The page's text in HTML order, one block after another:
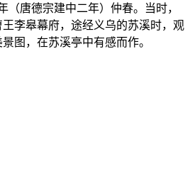
（唐德宗建中二年）仲春。当时，
李皋幕府，途经义乌的苏溪时，观
图，在苏溪亭中有感而作。